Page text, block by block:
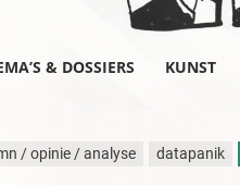
& DOSSIERS KUNST
/ opinie / analyse datapanik